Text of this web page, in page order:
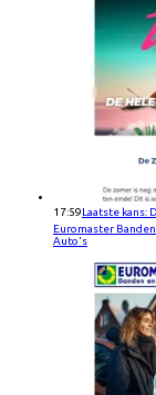
17:59Laatste kans:
Euromaster
Auto's